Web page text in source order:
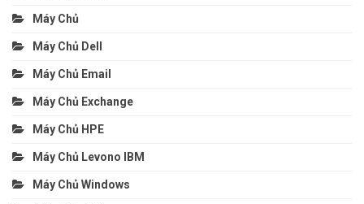
Máy Chủ
Máy Chủ Dell
Máy Chủ Email
Máy Chủ Exchange
Máy Chủ HPE
Máy Chủ Levono IBM
Máy Chủ Windows